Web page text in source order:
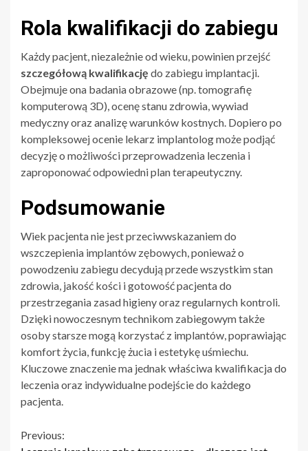
Rola kwalifikacji do zabiegu
Każdy pacjent, niezależnie od wieku, powinien przejść
szczegółową kwalifikację do zabiegu implantacji.
Obejmuje ona badania obrazowe (np. tomografię
komputerową 3D), ocenę stanu zdrowia, wywiad
medyczny oraz analizę warunków kostnych. Dopiero po
kompleksowej ocenie lekarz implantolog może podjąć
decyzję o możliwości przeprowadzenia leczenia i
zaproponować odpowiedni plan terapeutyczny.
Podsumowanie
Wiek pacjenta nie jest przeciwwskazaniem do
wszczepienia implantów zębowych, ponieważ o
powodzeniu zabiegu decydują przede wszystkim stan
zdrowia, jakość kości i gotowość pacjenta do
przestrzegania zasad higieny oraz regularnych kontroli.
Dzięki nowoczesnym technikom zabiegowym także
osoby starsze mogą korzystać z implantów, poprawiając
komfort życia, funkcję żucia i estetykę uśmiechu.
Kluczowe znaczenie ma jednak właściwa kwalifikacja do
leczenia oraz indywidualne podejście do każdego
pacjenta.
Continue
Previous: